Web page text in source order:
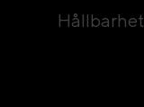
Hållbarhet